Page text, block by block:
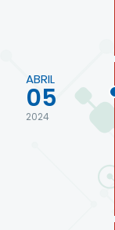
ABRIL
05
2024